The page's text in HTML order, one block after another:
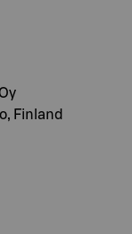
Finland